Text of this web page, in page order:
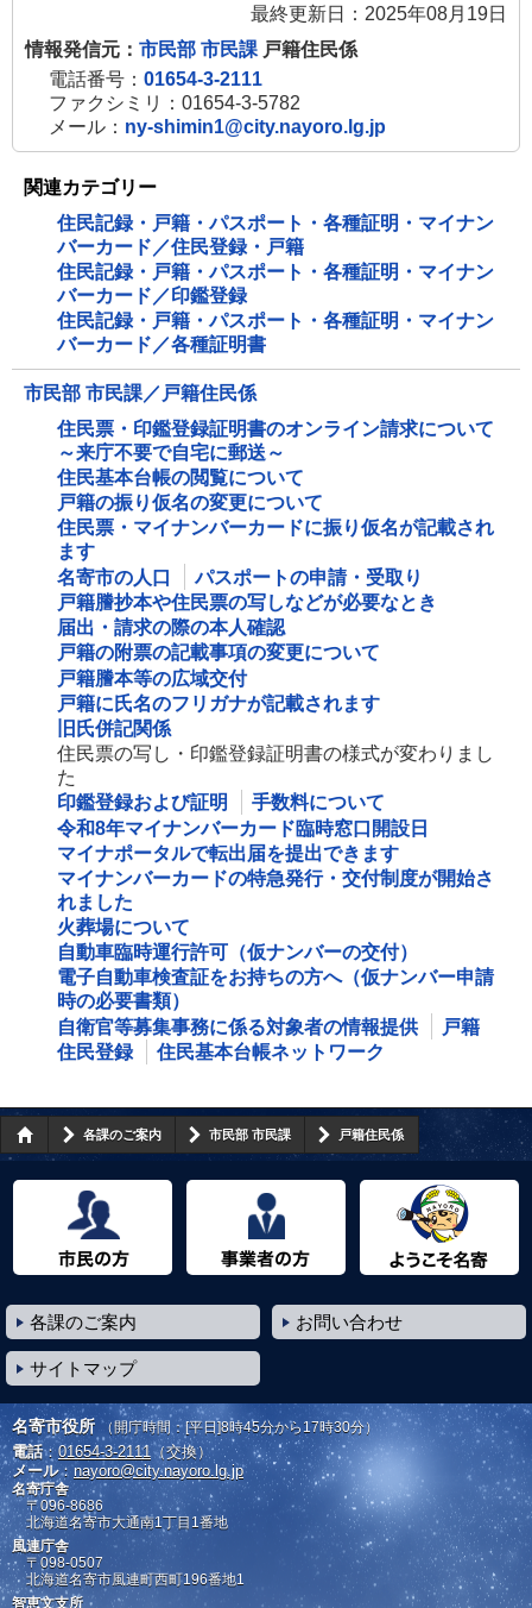
最終更新日：2025年08月19日
情報発信元： 市民部 市民課 戸籍住民係
電話番号： 01654-3-2111
ファクシミリ：01654-3-5782
メール： ny-shimin1@city.nayoro.lg.jp
関連カテゴリー
住民記録・戸籍・パスポート・各種証明・マイナン
バーカード／住民登録・戸籍
住民記録・戸籍・パスポート・各種証明・マイナン
バーカード／印鑑登録
住民記録・戸籍・パスポート・各種証明・マイナン
バーカード／各種証明書
市民部 市民課／戸籍住民係
住民票・印鑑登録証明書のオンライン請求について
～来庁不要で自宅に郵送～
住民基本台帳の閲覧について
戸籍の振り仮名の変更について
住民票・マイナンバーカードに振り仮名が記載され
ます
名寄市の人口
パスポートの申請・受取り
戸籍謄抄本や住民票の写しなどが必要なとき
届出・請求の際の本人確認
戸籍の附票の記載事項の変更について
戸籍謄本等の広域交付
戸籍に氏名のフリガナが記載されます
旧氏併記関係
住民票の写し・印鑑登録証明書の様式が変わりまし
た
印鑑登録および証明
手数料について
令和8年マイナンバーカード臨時窓口開設日
マイナポータルで転出届を提出できます
マイナンバーカードの特急発行・交付制度が開始さ
れました
火葬場について
自動車臨時運行許可（仮ナンバーの交付）
電子自動車検査証をお持ちの方へ（仮ナンバー申請
時の必要書類）
自衛官等募集事務に係る対象者の情報提供
戸籍
住民登録
住民基本台帳ネットワーク
各課のご案内 市民部 市民課 戸籍住民係
各課のご案内 お問い合わせ
サイトマップ
名寄市役所 （開庁時間：[平日]8時45分から17時30分）
電話：01654-3-2111 （交換）
メール： nayoro@city.nayoro.lg.jp
名寄庁舎
〒096-8686
北海道名寄市大通南1丁目1番地
風連庁舎
〒098-0507
北海道名寄市風連町西町196番地1
智恵文支所